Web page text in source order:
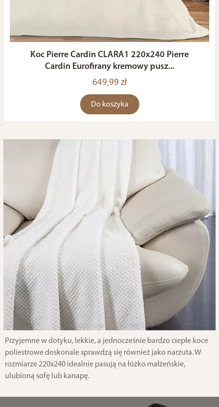
Koc Pierre Cardin CLARA1 220x240 Pierre
Cardin Eurofirany kremowy pusz...
649,99 zł
Do koszyka
Przyjemne w dotyku, lekkie, a jednocześnie bardzo ciepłe koce
poliestrowe doskonale sprawdzą się również jako narzuta. W
rozmiarze 220x240 idealnie pasują na łóżko małżeńskie,
ulubioną sofę lub kanapę.